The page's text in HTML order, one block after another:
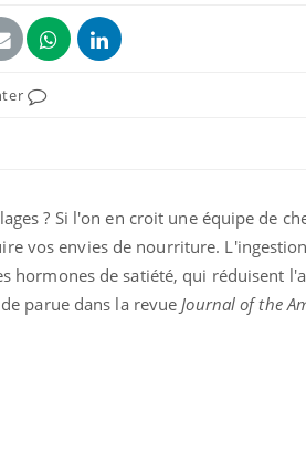
? Si l'on en croit une équipe de
vos envies de nourriture.
hormones de satiété, qui réduisent
parue dans la revue Journal of the